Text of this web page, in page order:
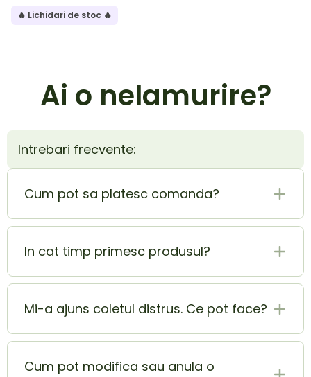
🔥 Lichidari de stoc 🔥
Ai o nelamurire?
Intrebari frecvente:
Cum pot sa platesc comanda?
Plata la livrare (ramburs) este cel mai sigur si
mai usor mod de plata. In acelasi timp poti
reducere de 5% din totalul comenzii.
In cat timp primesc produsul?
Produsul ajunge la tine in 1-2 zile lucratoare.
Mi-a ajuns coletul distrus. Ce pot face?
In momentul in care ai primit coletul lovit sau
deteriorat, contacteaza-ne pe adresa
Cum pot modifica sau anula o